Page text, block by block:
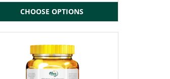
CHOOSE OPTIONS